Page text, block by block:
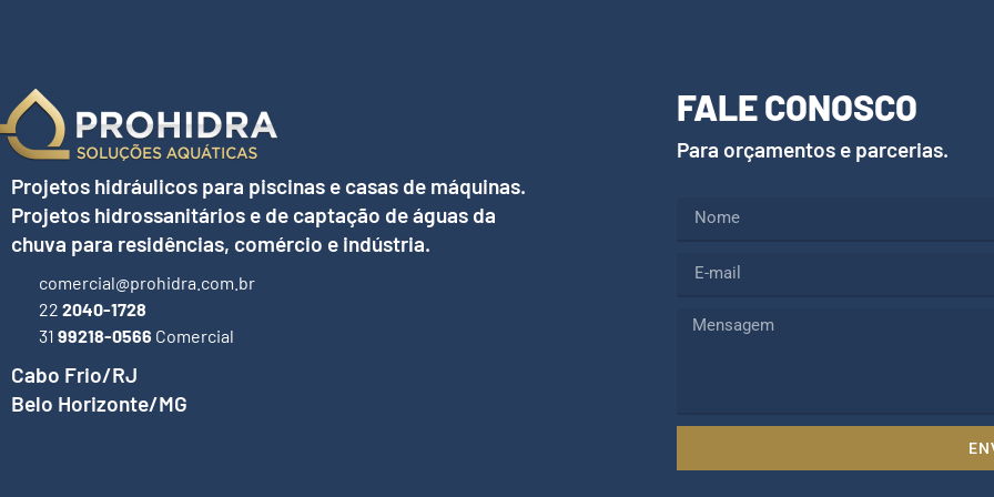
Projetos hidráulicos para piscinas e casas de máquinas.
Projetos hidrossanitários e de captação de águas da
chuva para residências, comércio e indústria.
comercial@prohidra.com.br
22 2040-1728
31 99218-0566 Comercial
Cabo Frio/RJ
Belo Horizonte/MG
FALE CONOSCO
Para orçamentos e parcerias.